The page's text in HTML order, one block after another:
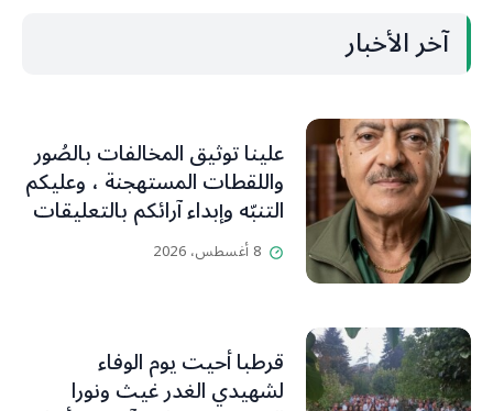
آخر الأخبار
علينا توثيق المخالفات بالصُور
واللقطات المستهجنة ، وعليكم
التنبّه وإبداء آرائكم بالتعليقات
(جورج صبّاغ)
8 أغسطس، 2026
قرطبا أحيت يوم الوفاء
لشهيدي الغدر غيث ونورا